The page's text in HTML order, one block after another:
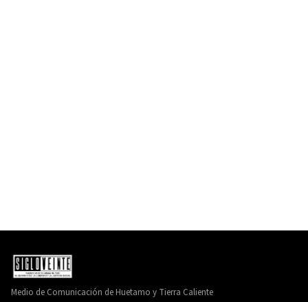
Medio de Comunicación de Huetamo y Tierra Caliente